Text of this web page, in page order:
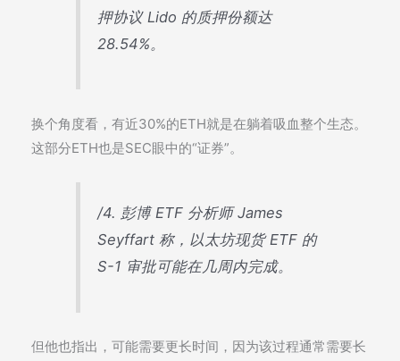
押协议 Lido 的质押份额达
28.54%。
换个角度看，有近30%的ETH就是在躺着吸血整个生态。
这部分ETH也是SEC眼中的“证券”。
/4. 彭博 ETF 分析师 James
Seyffart 称，以太坊现货 ETF 的
S-1 审批可能在几周内完成。
但他也指出，可能需要更长时间，因为该过程通常需要长